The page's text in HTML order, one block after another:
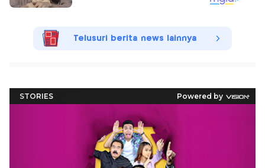
Telusuri berita news lainnya